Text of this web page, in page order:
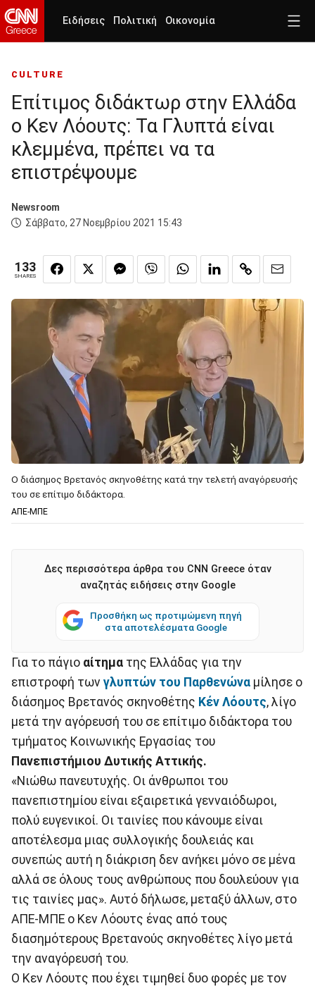
Ειδήσεις Πολιτική Οικονομία
CULTURE
Επίτιμος διδάκτωρ στην Ελλάδα
ο Κεν Λόουτς: Τα Γλυπτά είναι
κλεμμένα, πρέπει να τα
επιστρέψουμε
Newsroom
Σάββατο, 27 Νοεμβρίου 2021 15:43
133
SHARES
Ο διάσημος Βρετανός σκηνοθέτης κατά την τελετή αναγόρευσής
του σε επίτιμο διδάκτορα.
ΑΠΕ-ΜΠΕ
Δες περισσότερα άρθρα του CNN Greece όταν
αναζητάς ειδήσεις στην Google
Προσθήκη ως προτιμώμενη πηγή
στα αποτελέσματα Google
Για το πάγιο αίτημα της Ελλάδας για την
επιστροφή των γλυπτών του Παρθενώνα μίλησε ο
διάσημος Βρετανός σκηνοθέτης Κέν Λόουτς, λίγο
μετά την αγόρευσή του σε επίτιμο διδάκτορα του
τμήματος Κοινωνικής Εργασίας του
Πανεπιστήμιου Δυτικής Αττικής.
«Νιώθω πανευτυχής. Οι άνθρωποι του
πανεπιστημίου είναι εξαιρετικά γενναιόδωροι,
πολύ ευγενικοί. Οι ταινίες που κάνουμε είναι
αποτέλεσμα μιας συλλογικής δουλειάς και
συνεπώς αυτή η διάκριση δεν ανήκει μόνο σε μένα
αλλά σε όλους τους ανθρώπους που δουλεύουν για
τις ταινίες μας». Αυτό δήλωσε, μεταξύ άλλων, στο
ΑΠΕ-ΜΠΕ ο Κεν Λόουτς ένας από τους
διασημότερους Βρετανούς σκηνοθέτες λίγο μετά
την αναγόρευσή του.
Ο Κεν Λόουτς που έχει τιμηθεί δυο φορές με τον